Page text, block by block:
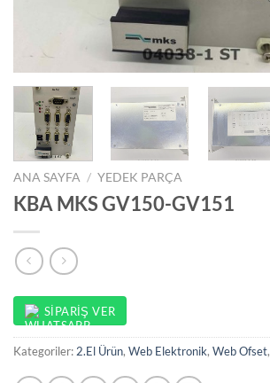
ANA SAYFA / YEDEK PARÇA
KBA MKS GV150-GV151
SIPARIŞ VER
Kategoriler: 2.El Ürün, Web Elektronik, Web Ofset,